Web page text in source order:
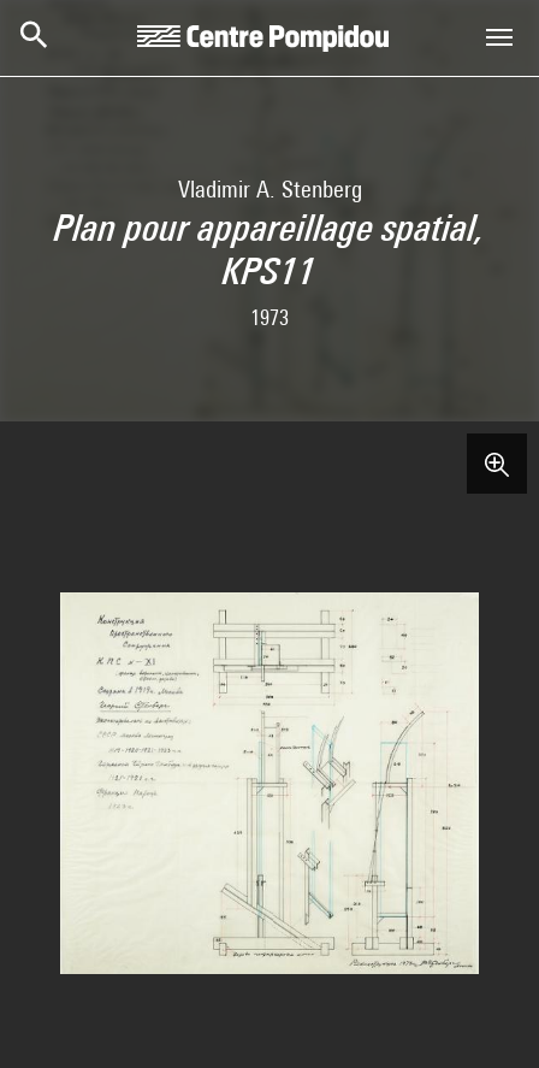
Vladimir A. Stenberg
Plan pour appareillage spatial,
KPS11
1973